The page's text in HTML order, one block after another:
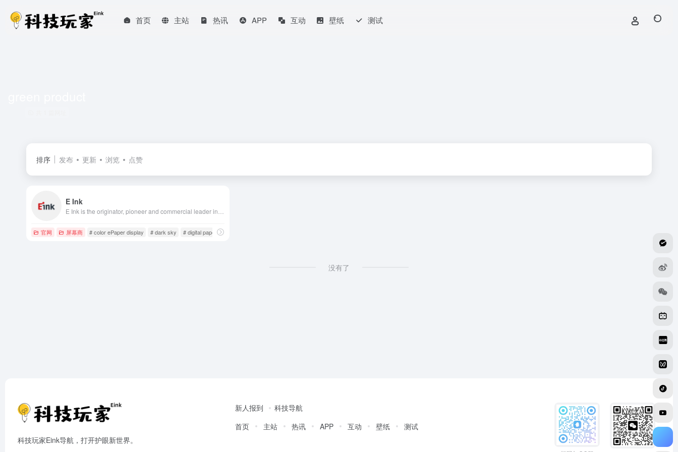
首页 主站 热讯 APP 互动 壁纸 测试
排序 发布 更新 浏览 点赞
E Ink
官网 屏幕商 # color ePaper display # dark sky # digital paper
没有了
科技玩家Eink导航，打开护眼新世界。
新人报到
科技导航
首页
主站 热讯 APP 互动 壁纸 测试